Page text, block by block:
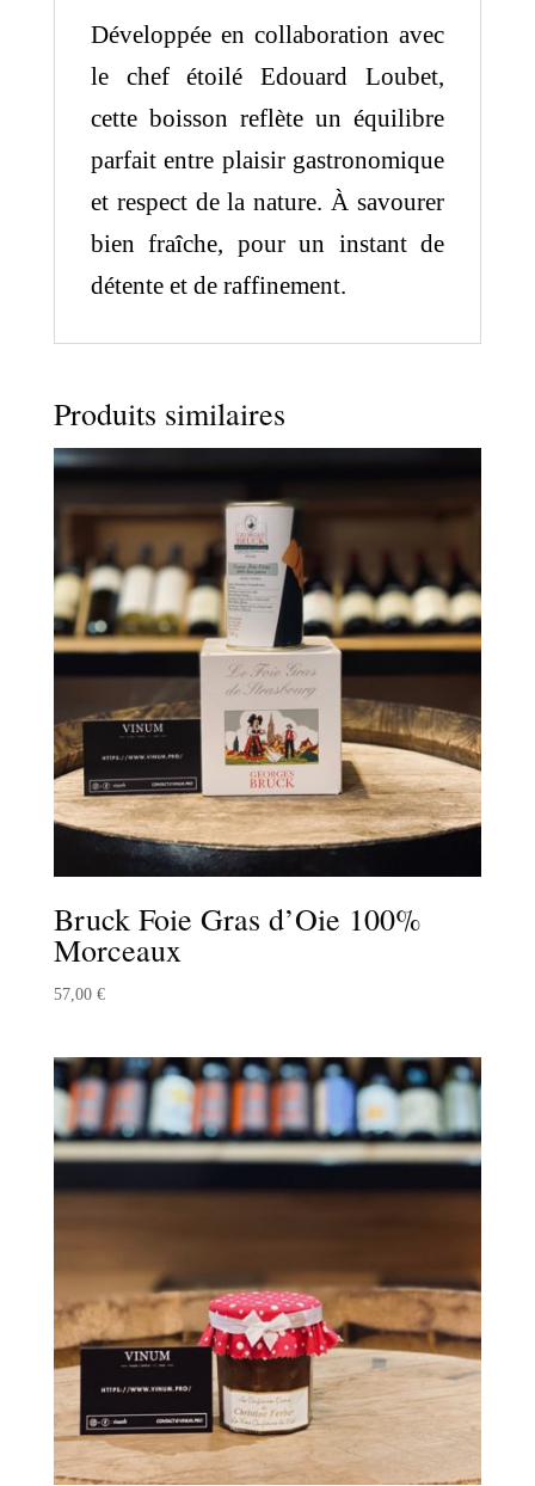
Développée en collaboration avec
le chef étoilé Edouard Loubet,
cette boisson reflète un équilibre
parfait entre plaisir gastronomique
et respect de la nature. À savourer
bien fraîche, pour un instant de
détente et de raffinement.
Produits similaires
Bruck Foie Gras d’Oie 100%
Morceaux
57,00 €